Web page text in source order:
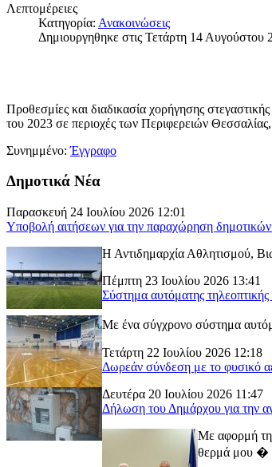
Λεπτομέρειες
Κατηγορία: Ανακοινώσεις
Δημιουργηθηκε στις Τετάρτη 14 Αυγούστου
Προθεσμίες και διαδικασία χορήγησης
του 2023 σε περιοχές των Περιφερειών
Συνημμένο:Έγγραφο
Δημοτικά Νέα
Παρασκευή 24 Ιουλίου 2026 12:01
Υποβολή αιτήσεων για την παραχώρηση
Η Αντιδημαρχία Αθλητισμού,
Πέμπτη 23 Ιουλίου 2026 13:41
Σύστημα αυτόματης
Με ένα σύγχρονο σύστημα
Τετάρτη 22 Ιουλίου 2026 12:18
Δωρεάν σύνδεση με το φυσικό
Δευτέρα 20 Ιουλίου 2026 11:47
Δήλωση του Δημάρχου για την
Με αφορμή
θερμά μου �